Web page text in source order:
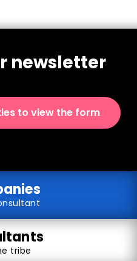
newsletter
to view the form
tribe